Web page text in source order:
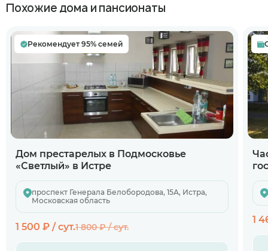
Похожие дома и пансионаты
Рекомендует 95% семей
Дом престарелых в Подмосковье
«Светлый» в Истре
проспект Генерала Белобородова, 15А, Истра,
Московская область
1 500 ₽ / сут.1 800 ₽ / сут.
1